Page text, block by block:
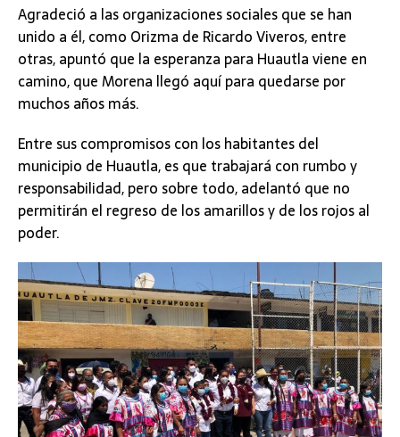
Agradeció a las organizaciones sociales que se han
unido a él, como Orizma de Ricardo Viveros, entre
otras, apuntó que la esperanza para Huautla viene en
camino, que Morena llegó aquí para quedarse por
muchos años más.
Entre sus compromisos con los habitantes del
municipio de Huautla, es que trabajará con rumbo y
responsabilidad, pero sobre todo, adelantó que no
permitirán el regreso de los amarillos y de los rojos al
poder.